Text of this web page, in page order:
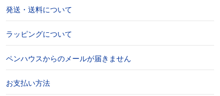
発送・送料について
ラッピングについて
ペンハウスからのメールが届きません
お支払い方法